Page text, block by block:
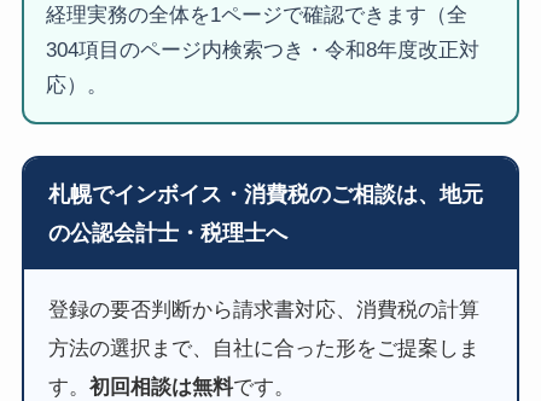
経理実務の全体を1ページで確認できます（全
304項目のページ内検索つき・令和8年度改正対
応）。
札幌でインボイス・消費税のご相談は、地元
の公認会計士・税理士へ
登録の要否判断から請求書対応、消費税の計算
方法の選択まで、自社に合った形をご提案しま
す。 初回相談は無料です。